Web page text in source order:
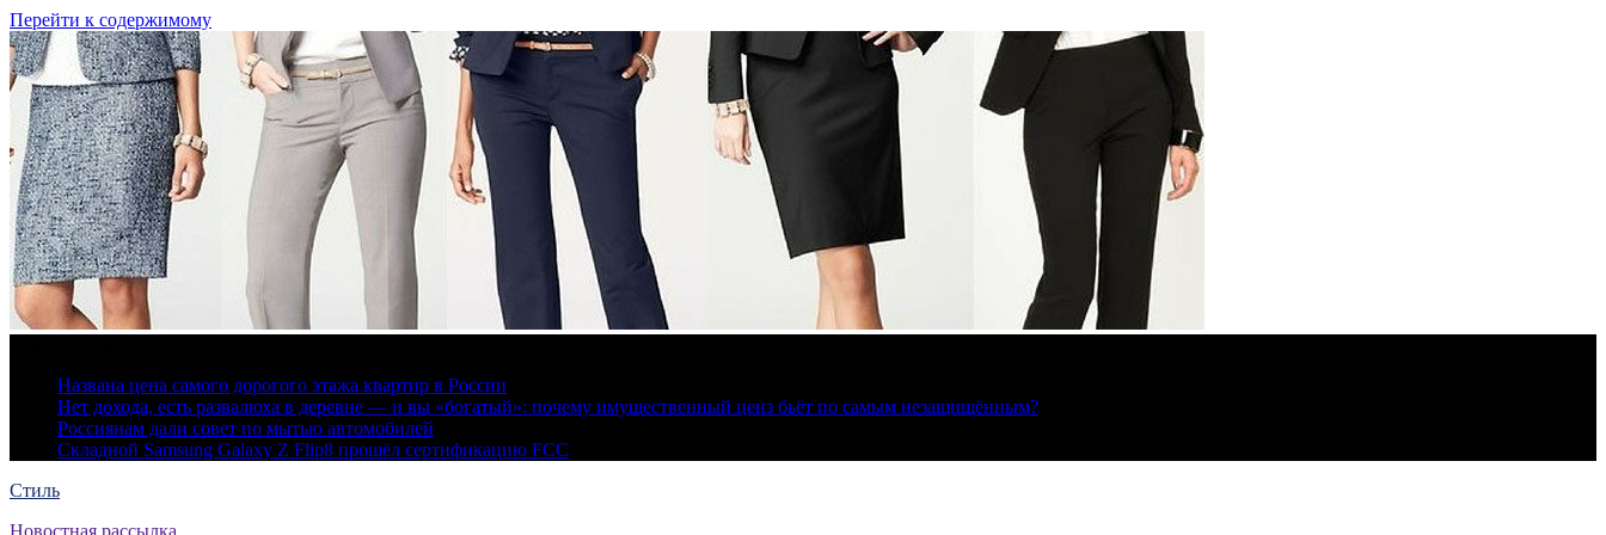
Перейти к содержимому
Названа цена самого дорогого этажа квартир в России
Нет дохода, есть развалюха в деревне — и вы «богатый»: почему имущественный ценз бьёт по самым незащищённым?
Россиянам дали совет по мытью автомобилей
Складной Samsung Galaxy Z Flip8 прошёл сертификацию FCC
Стиль
Новостная рассылка